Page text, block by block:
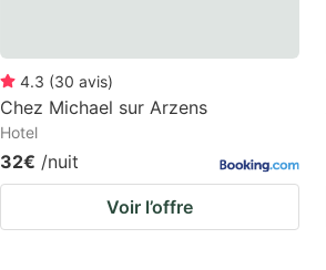
4.3 (30 avis)
Chez Michael sur Arzens
Hotel
32€ /nuit
Voir l’offre